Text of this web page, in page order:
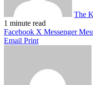
The
1 minute read
Facebook X Messenger
Email Print